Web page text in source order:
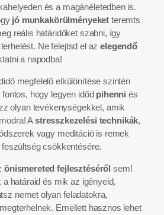
és a magánéletedben is.
jó munkakörülményeket teremts
reális határidőket szabni, így
Ne felejtsd el azelegendő
a napodba!
megfelelő elkülönítése szintén
hogy legyen időd pihenni és
olyan tevékenységekkel, amik
Astresszkezelési technikák,
vagy meditáció is remek
csökkentésére.
önismereted fejlesztéséről sem!
a határaid és mik az igényeid,
nemet olyan feladatokra,
Emellett hasznos lehet